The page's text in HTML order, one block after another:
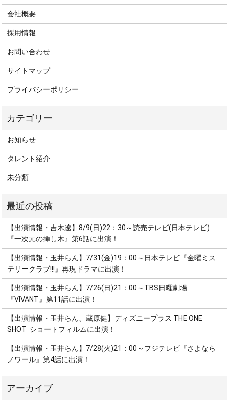
会社概要
採用情報
お問い合わせ
サイトマップ
プライバシーポリシー
お知らせ
タレント紹介
未分類
【出演情報・吉木遼】8/9(日)22：30～読売テレビ(日本テレビ)
『一次元の挿し木』第6話に出演！
【出演情報・玉井らん】7/31(金)19：00～日本テレビ『金曜ミス
テリークラブ!!!』再現ドラマに出演！
【出演情報・玉井らん】7/26(日)21：00～TBS日曜劇場
『VIVANT』第11話に出演！
【出演情報・玉井らん、蔵原健】ディズニープラス THE ONE
SHOT ショートフィルムに出演！
【出演情報・玉井らん】7/28(火)21：00～フジテレビ『さよなら
ノワール』第4話に出演！